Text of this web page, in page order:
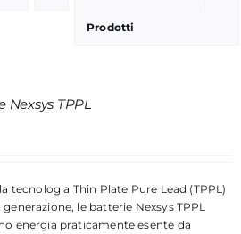
Prodotti
Nexsys TPPL
tecnologia Thin Plate Pure Lead (TPPL)
le batterie Nexsys TPPL
energia praticamente esente da